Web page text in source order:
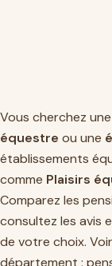
Vous cherchez une
équestre ou une
établissements
comme Plaisirs
Comparez les
consultez les avis
de votre choix.
département :